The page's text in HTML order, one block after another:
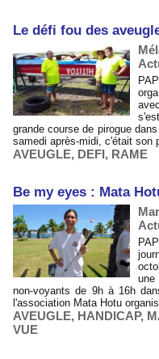
Le défi fou des
grande course de pirogue
samedi après-midi, c'était son
AVEUGLE, DEFI, RAME
Be my eyes : Mata
une
non-voyants de 9h à 16h
l'association Mata Hotu
AVEUGLE, HANDICAP,
VUE